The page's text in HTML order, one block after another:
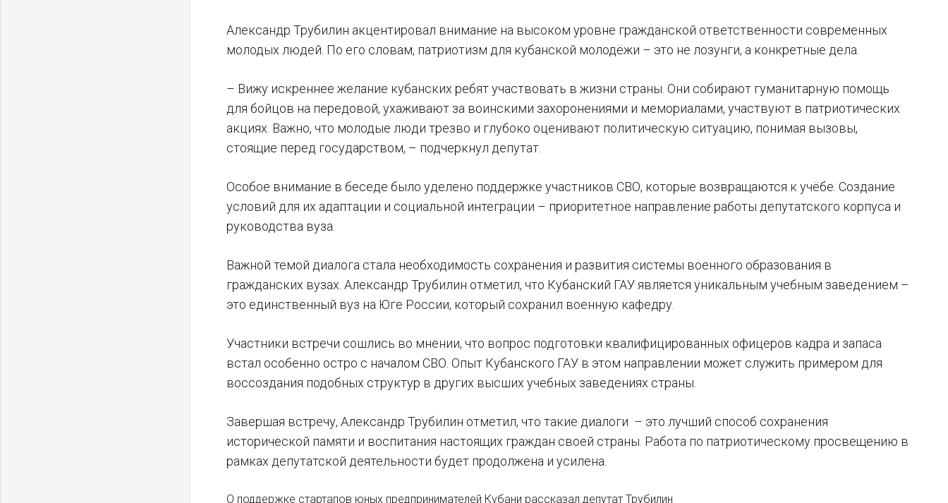
Александр Трубилин акцентировал внимание на высоком уровне гражданской ответственности современных
молодых людей. По его словам, патриотизм для кубанской молодёжи – это не лозунги, а конкретные дела.
– Вижу искреннее желание кубанских ребят участвовать в жизни страны. Они собирают гуманитарную помощь
для бойцов на передовой, ухаживают за воинскими захоронениями и мемориалами, участвуют в патриотических
акциях. Важно, что молодые люди трезво и глубоко оценивают политическую ситуацию, понимая вызовы,
стоящие перед государством, – подчеркнул депутат.
Особое внимание в беседе было уделено поддержке участников СВО, которые возвращаются к учёбе. Создание
условий для их адаптации и социальной интеграции – приоритетное направление работы депутатского корпуса и
руководства вуза.
Важной темой диалога стала необходимость сохранения и развития системы военного образования в
гражданских вузах. Александр Трубилин отметил, что Кубанский ГАУ является уникальным учебным заведением –
это единственный вуз на Юге России, который сохранил военную кафедру.
Участники встречи сошлись во мнении, что вопрос подготовки квалифицированных офицеров кадра и запаса
встал особенно остро с началом СВО. Опыт Кубанского ГАУ в этом направлении может служить примером для
воссоздания подобных структур в других высших учебных заведениях страны.
Завершая встречу, Александр Трубилин отметил, что такие диалоги – это лучший способ сохранения
исторической памяти и воспитания настоящих граждан своей страны. Работа по патриотическому просвещению в
рамках депутатской деятельности будет продолжена и усилена.
О поддержке стартапов юных предпринимателей Кубани рассказал депутат Трубилин